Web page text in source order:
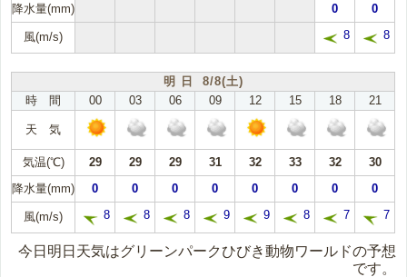
降水量(mm)
0 0
風(m/s) 8 8
明 日 8/8(土)
時 間
00 03 06 09 12 15 18 21
天 気
気温(℃) 29 29 29 31 32 33 32
30
降水量(mm)
0 0 0 0 0 0 0 0
風(m/s) 8 8 8 9 9 8 7 7
今日明日天気はグリーンパークひびき動物ワールドの予想
です。